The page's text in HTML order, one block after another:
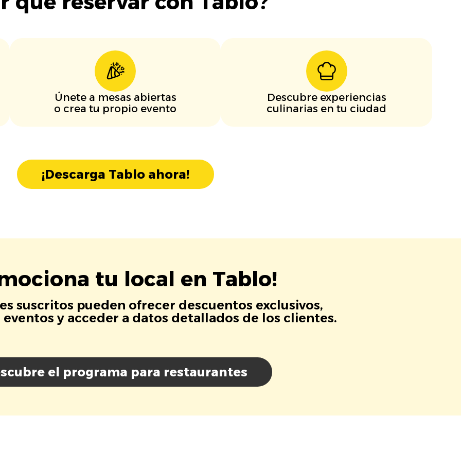
Únete a mesas abiertas
o crea tu propio evento
Descubre experiencias
culinarias en tu ciudad
¡Descarga Tablo ahora!
tu local en Tablo!
suscritos pueden ofrecer descuentos exclusivos,
y acceder a datos detallados de los clientes.
el programa para restaurantes